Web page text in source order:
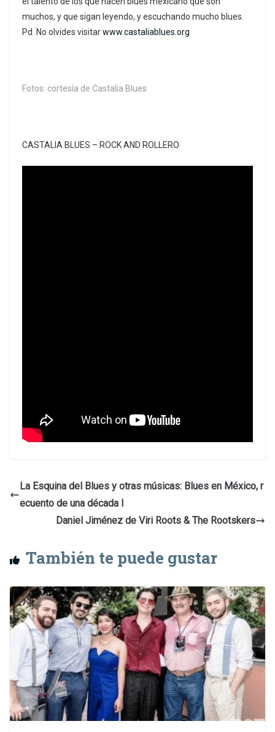
muchos, y que sigan leyendo, y escuchando mucho blues.
Pd. No olvides visitarwww.castaliablues.org
Fotos: cortesía de Castalia Blues
CASTALIA BLUES – ROCK AND ROLLERO
La Esquina del Blues y otras músicas: Blues en México, r
ecuento de una década I
Daniel Jiménez de Viri Roots & The Rootskers
También te puede gustar